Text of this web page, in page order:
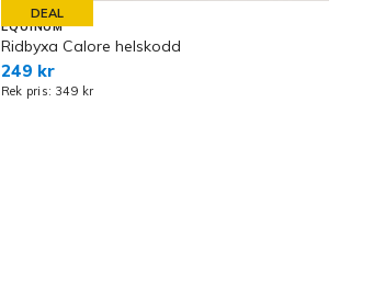
DEAL
EQUINUM
Ridbyxa Calore helskodd
249 kr
Rek pris: 349 kr